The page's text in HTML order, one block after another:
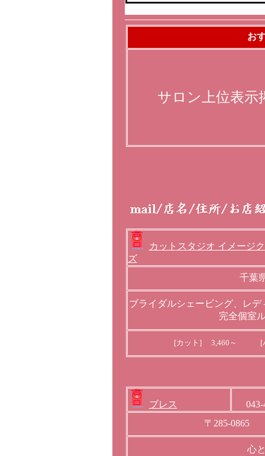
お
サロン上位表示
カットスタジオ イメージ
ズ
千葉
ブライダルシェービング、レ
完全個室
[カット] 3,460～ [
ブレス
〒285-0865
心